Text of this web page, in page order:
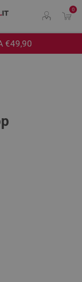
0
€49,90